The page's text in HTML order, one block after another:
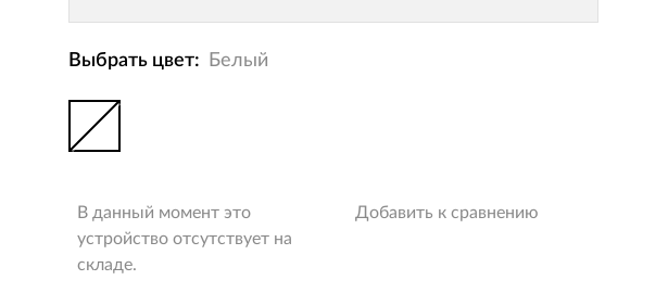
Выбрать цвет: Белый
В данный момент это
устройство отсутствует на
складе.
Добавить к сравнению